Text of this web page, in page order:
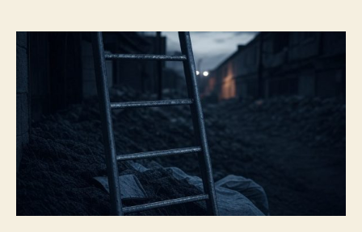
N+1
Sorgu
Problemini
Çözmek